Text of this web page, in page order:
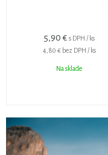
5,90 € s DPH / ks
4,80 € bez DPH / ks
Na sklade